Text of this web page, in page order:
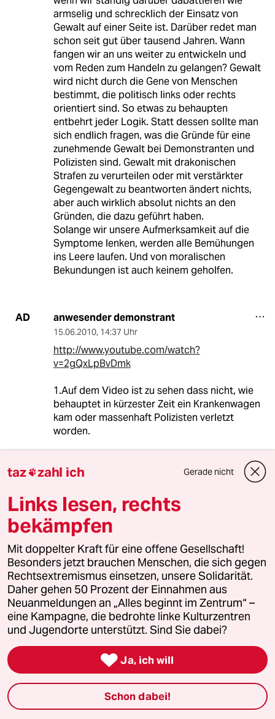
armselig und schrecklich der Einsatz von
Gewalt auf einer Seite ist. Darüber redet man
schon seit gut über tausend Jahren. Wann
fangen wir an uns weiter zu entwickeln und
vom Reden zum Handeln zu gelangen? Gewalt
wird nicht durch die Gene von Menschen
bestimmt, die politisch links oder rechts
orientiert sind. So etwas zu behaupten
entbehrt jeder Logik. Statt dessen sollte man
sich endlich fragen, was die Gründe für eine
zunehmende Gewalt bei Demonstranten und
Polizisten sind. Gewalt mit drakonischen
Strafen zu verurteilen oder mit verstärkter
Gegengewalt zu beantworten ändert nichts,
aber auch wirklich absolut nichts an den
Gründen, die dazu geführt haben.
Solange wir unsere Aufmerksamkeit auf die
Symptome lenken, werden alle Bemühungen
ins Leere laufen. Und von moralischen
Bekundungen ist auch keinem geholfen.
AD anwesender demonstrant
15.06.2010, 14:37 Uhr
http://www.youtube.com/watch?
v=2gQxLpBvDmk
1.Auf dem Video ist zu sehen dass nicht, wie
behauptet in kürzester Zeit ein Krankenwagen
kam oder massenhaft Polizisten verletzt
worden.
2.Desweiteren ist zu sehen das nirgends Steine
oder Flaschenreste auf dem Boden liegen, wo
sind die angeblichen Wurfgeschosse hin. Dies
gilt auch für das folgende Video:
http://www.youtube.com/watch?
v=oz072UNb4sA
Zum Vergelich die Pressemeldung der Polizei:
http://www.berlin.de/polizei/presse-
fahndung/archiv/299094/index.html
es ist keine Rede von einem Zugriff der Polizei,
doch es werden Flaschen und Steine (auf einer
asphaltierten Straße!) hinzugedichtet. Wo sind
die Wurfgeschosse geblieben?
Zu sehen sind auf den Videos werder Würfe
noch herumliegende Geschosse, wohl aber die
taz zahl ich Gerade nicht
Links lesen, rechts
bekämpfen
Mit doppelter Kraft für eine offene Gesellschaft!
Besonders jetzt brauchen Menschen, die sich gegen
Rechtsextremismus einsetzen, unsere Solidarität.
Daher gehen 50 Prozent der Einnahmen aus
Neuanmeldungen an „Alles beginnt im Zentrum“ –
eine Kampagne, die bedrohte linke Kulturzentren
und Jugendorte unterstützt. Sind Sie dabei?
 Ja, ich will
Schon dabei!